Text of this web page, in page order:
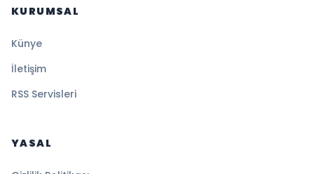
KURUMSAL
Künye
İletişim
RSS Servisleri
YASAL